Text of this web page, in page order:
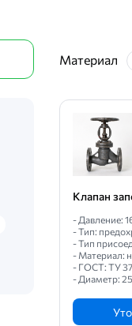
Материал
Клапан
- Давление:
- Тип:
- Тип
- Материал:
- ГОСТ: ТУ
- Диаметр: